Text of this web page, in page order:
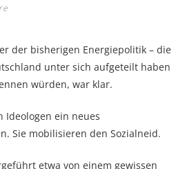
der bisherigen Energiepolitik – die
unter sich aufgeteilt haben
würden, war klar.
Ideologen ein neues
Sie mobilisieren den Sozialneid.
etwa von einem gewissen